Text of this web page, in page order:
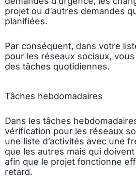
projet ou d’autres demandes
planifiées.
Par conséquent, dans votre
pour les réseaux sociaux,
des tâches quotidiennes.
Tâches hebdomadaires
Dans les tâches
vérification pour les réseaux
une liste d’activités avec une
que les autres mais qui
afin que le projet fonctionne
retard.